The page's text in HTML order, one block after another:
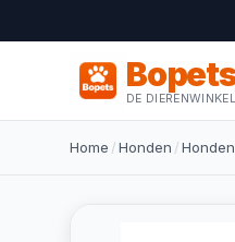
DE
Home /Honden /